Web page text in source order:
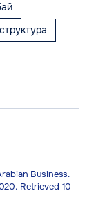
Business.
Retrieved 10